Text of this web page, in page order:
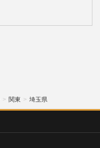
関東 埼玉県